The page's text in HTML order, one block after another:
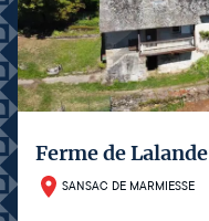
Ferme de Lalande
SANSAC DE MARMIESSE